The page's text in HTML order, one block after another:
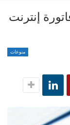
إنترنت
منوعات